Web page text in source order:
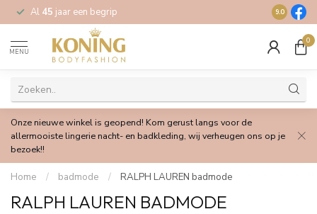
Al 45 jaar een begrip Gratis
9.0
MENU
0
Onze nieuwe winkel is geopend! Kom gerust langs voor de
allermooiste lingerie nacht- en badkleding, wij verheugen ons op je
bezoek!!
Home / badmode / RALPH LAUREN badmode
RALPH LAUREN BADMODE